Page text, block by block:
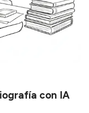
con IA